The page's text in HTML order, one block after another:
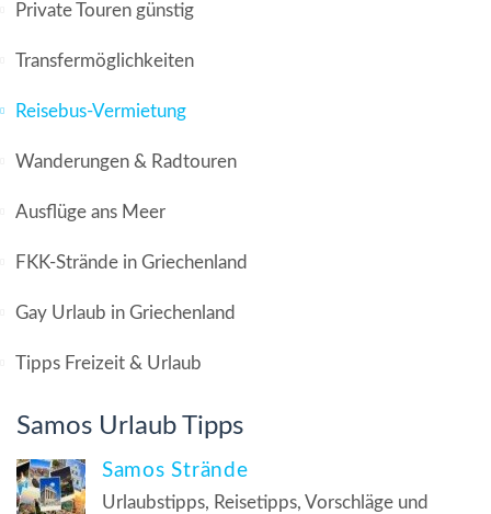
Private Touren günstig
Transfermöglichkeiten
Reisebus-Vermietung
Wanderungen & Radtouren
Ausflüge ans Meer
FKK-Strände in Griechenland
Gay Urlaub in Griechenland
Tipps Freizeit & Urlaub
Samos Urlaub Tipps
Samos Strände
Urlaubstipps, Reisetipps, Vorschläge und